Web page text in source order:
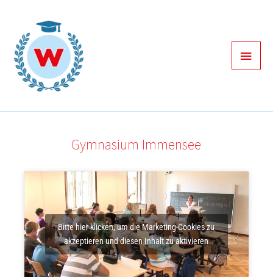
springen
Gymnasium Immensee
Bitte hier klicken, um die Marketing-Cookies zu
akzeptieren und diesen Inhalt zu aktivieren